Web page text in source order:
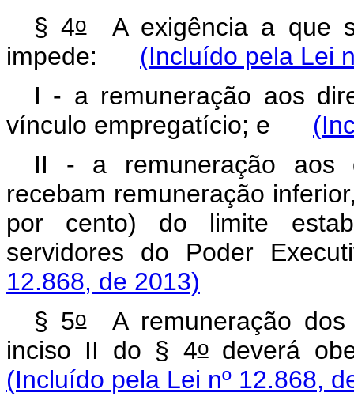
§ 4oA exigência a que
impede: (Incluído pela Lei
I - a remuneração aos
vínculo empregatício; e
II - a remuneração aos
recebam remuneração
por cento) do limite
servidores do Poder
12.868, de 2013)
§ 5oA remuneração dos
inciso II do § 4odeverá
(Incluído pela Lei nº 12.868,